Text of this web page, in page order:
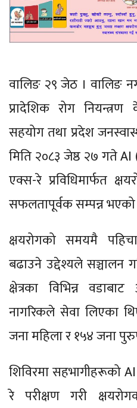
वालिङ २९ जेठ । वालिङ
प्रादेशिक रोग नियन्त्रण
सहयोग तथा प्रदेश
मिति २०८३ जेष्ठ २७ गते AI
एक्स-रे प्रविधिमार्फत
सफलतापूर्वक सम्पन्न
क्षयरोगको समयमै
बढाउने उद्देश्यले सञ्चालन
क्षेत्रका विभिन्न
नागरिकले सेवा लिएका
जना महिला र १५४ जना
शिविरमा सहभागीहरूको
रे परीक्षण गरी